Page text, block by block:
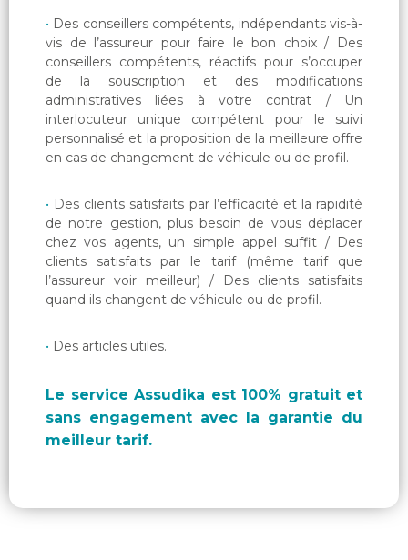
Des conseillers compétents, indépendants vis-à-
vis de l’assureur pour faire le bon choix / Des
conseillers compétents, réactifs pour s’occuper
de la souscription et des modifications
administratives liées à votre contrat / Un
interlocuteur unique compétent pour le suivi
personnalisé et la proposition de la meilleure offre
en cas de changement de véhicule ou de profil.
Des clients satisfaits par l’efficacité et la rapidité
de notre gestion, plus besoin de vous déplacer
chez vos agents, un simple appel suffit / Des
clients satisfaits par le tarif (même tarif que
l’assureur voir meilleur) / Des clients satisfaits
quand ils changent de véhicule ou de profil.
Des articles utiles.
Le service Assudika est 100% gratuit et
sans engagement avec la garantie du
meilleur tarif.